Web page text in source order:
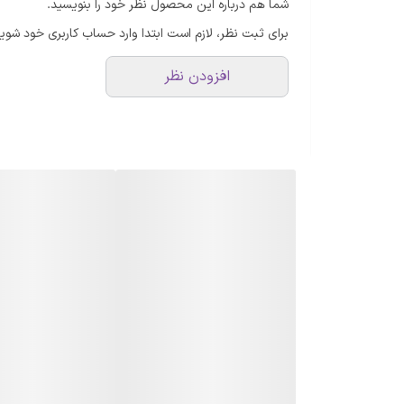
شما هم درباره این محصول نظر خود را بنویسید.
برای ثبت نظر، لازم است ابتدا وارد حساب کاربری خود
افزودن نظر